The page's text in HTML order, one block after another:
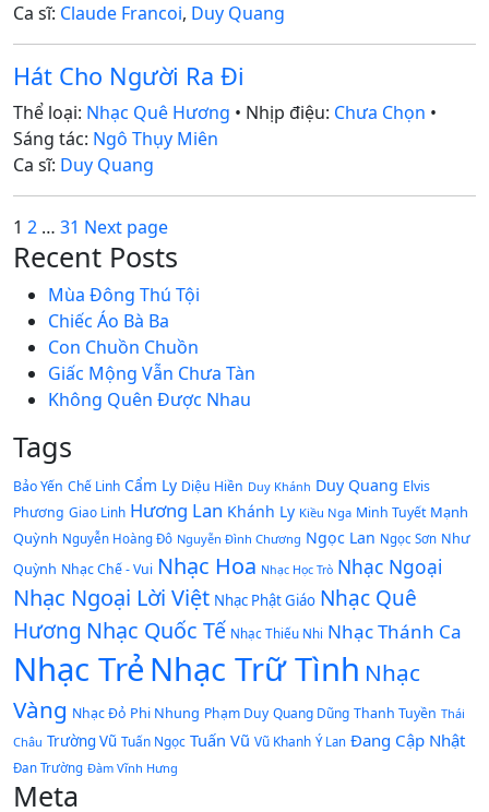
Ca sĩ: Claude Francoi, Duy Quang
Hát Cho Người Ra Đi
Thể loại: Nhạc Quê Hương • Nhịp điệu: Chưa Chọn •
Sáng tác: Ngô Thụy Miên
Ca sĩ: Duy Quang
Posts
pagination
Page
1 Page
2 … Page
31 Next page
Recent Posts
Mùa Đông Thú Tội
Chiếc Áo Bà Ba
Con Chuồn Chuồn
Giấc Mộng Vẫn Chưa Tàn
Không Quên Được Nhau
Tags
Bảo Yến Chế Linh Cẩm Ly Diệu Hiền Duy Khánh Duy Quang Elvis
Phương Giao Linh Hương Lan Khánh Ly Kiều Nga Minh Tuyết Mạnh
Quỳnh Nguyễn Hoàng Đô Nguyễn Đình Chương Ngọc Lan Ngọc Sơn Như
Quỳnh Nhạc Chế - Vui Nhạc Hoa Nhạc Học Trò Nhạc Ngoại
Nhạc Ngoại Lời Việt Nhạc Phật Giáo Nhạc Quê
Hương Nhạc Quốc Tế Nhạc Thiếu Nhi Nhạc Thánh Ca
Nhạc Trẻ Nhạc Trữ Tình Nhạc
Vàng Nhạc Đỏ Phi Nhung Phạm Duy Quang Dũng Thanh Tuyền Thái
Châu Trường Vũ Tuấn Ngọc Tuấn Vũ Vũ Khanh Ý Lan Đang Cập Nhật
Đan Trường Đàm Vĩnh Hưng
Meta